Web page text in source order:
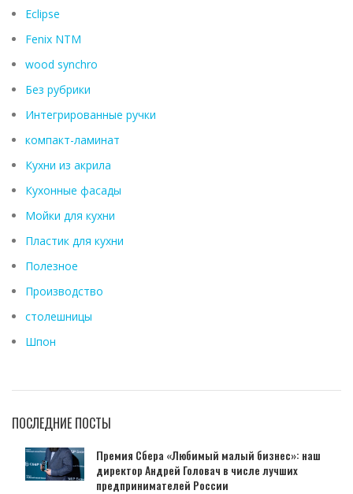
Eclipse
Fenix ​​NTM
wood synchro
Без рубрики
Интегрированные ручки
компакт-ламинат
Кухни из акрила
Кухонные фасады
Мойки для кухни
Пластик для кухни
Полезное
Производство
столешницы
Шпон
ПОСЛЕДНИЕ ПОСТЫ
Премия Сбера «Любимый малый бизнес»: наш
директор Андрей Головач в числе лучших
предпринимателей России